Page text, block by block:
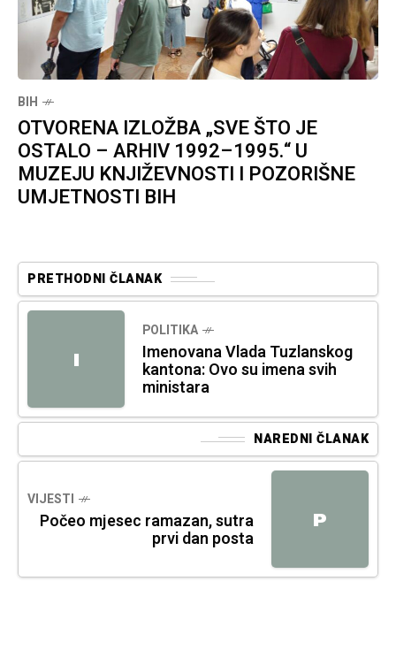
BIH
OTVORENA IZLOŽBA „SVE ŠTO JE
OSTALO – ARHIV 1992–1995.“ U
MUZEJU KNJIŽEVNOSTI I POZORIŠNE
UMJETNOSTI BIH
PRETHODNI ČLANAK
I
POLITIKA
Imenovana Vlada Tuzlanskog
kantona: Ovo su imena svih
ministara
NAREDNI ČLANAK
P
VIJESTI
Počeo mjesec ramazan, sutra
prvi dan posta